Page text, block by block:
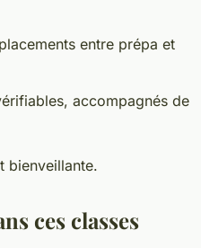
entre prépa et
accompagnés de
bienveillante.
ces classes